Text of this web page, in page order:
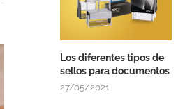
Los diferentes tipos de
sellos para documentos
27/05/2021